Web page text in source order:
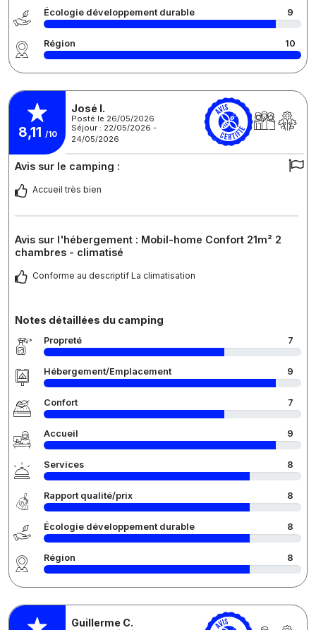
Écologie développement durable 9
Région 10
8,11 /10
José I.
Posté le 26/05/2026
Séjour : 22/05/2026 -
24/05/2026
Avis sur le camping :
Accueil très bien
Avis sur l'hébergement : Mobil-home Confort 21m² 2
chambres - climatisé
Conforme au descriptif La climatisation
Notes détaillées du camping
Propreté 7
Hébergement/Emplacement 9
Confort 7
Accueil 9
Services 8
Rapport qualité/prix 8
Écologie développement durable 8
Région 8
Guillerme C.